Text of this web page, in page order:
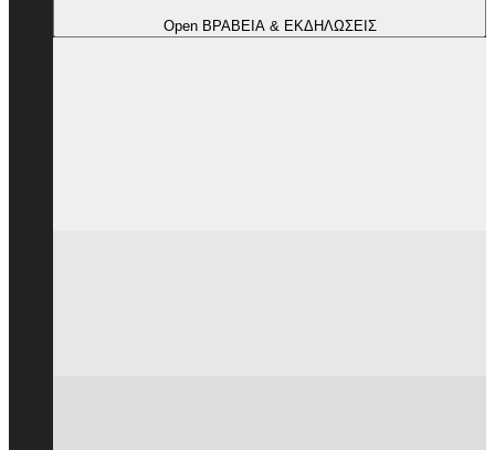
Open ΒΡΑΒΕΙΑ & ΕΚΔΗΛΩΣΕΙΣ